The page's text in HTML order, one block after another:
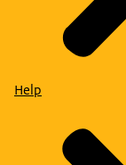
Help